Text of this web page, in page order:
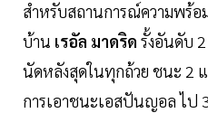
สำหรับสถานการณ์ความพร้อ
บ้าน เรอัล มาดริด รั้งอันดับ 2
นัดหลังสุดในทุกถ้วย ชนะ 2
การเอาชนะเอสปันญอล ไป